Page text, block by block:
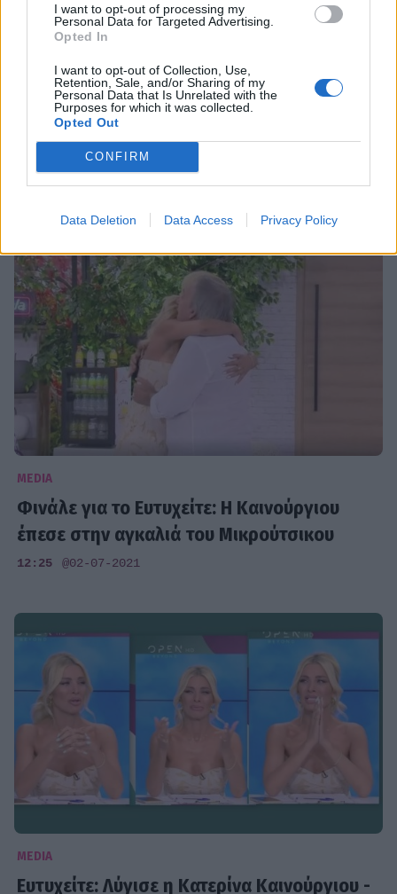
I want to opt-out of processing my
Personal Data for Targeted Advertising.
Opted In
I want to opt-out of Collection, Use,
Retention, Sale, and/or Sharing of my
Personal Data that Is Unrelated with the
Purposes for which it was collected.
Opted Out
CONFIRM
Data Deletion Data Access Privacy Policy
Φινάλε για το Ευτυχείτε: To συγκινητικό
ευχαριστώ της Καινούργιου και η
ανακοίνωση «βόμβα»!
13:14 @02-07-2021
MEDIA
Φινάλε για το Ευτυχείτε: Η Καινούργιου
έπεσε στην αγκαλιά του Μικρούτσικου
12:25 @02-07-2021
MEDIA
Ευτυχείτε: Λύγισε η Κατερίνα Καινούργιου -